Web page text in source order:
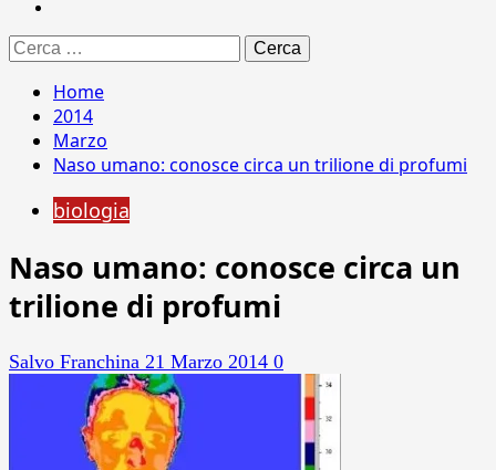
Ricerca
per:
Home
2014
Marzo
Naso umano: conosce circa un trilione di profumi
biologia
Naso umano: conosce circa un
trilione di profumi
Salvo Franchina 21 Marzo 2014 0